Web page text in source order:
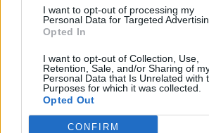
I want to opt-out of processing my
Personal Data for Targeted
Opted In
I want to opt-out of Collection, Use,
Retention, Sale, and/or Sharing of
Personal Data that Is Unrelated with
Purposes for which it was collected.
Opted Out
CONFIRM
Ο διάσημος κιθαρίστας απο τον
εμπνεύστηκε το όνομα της η Αση
Πώς τη βάφτισαν